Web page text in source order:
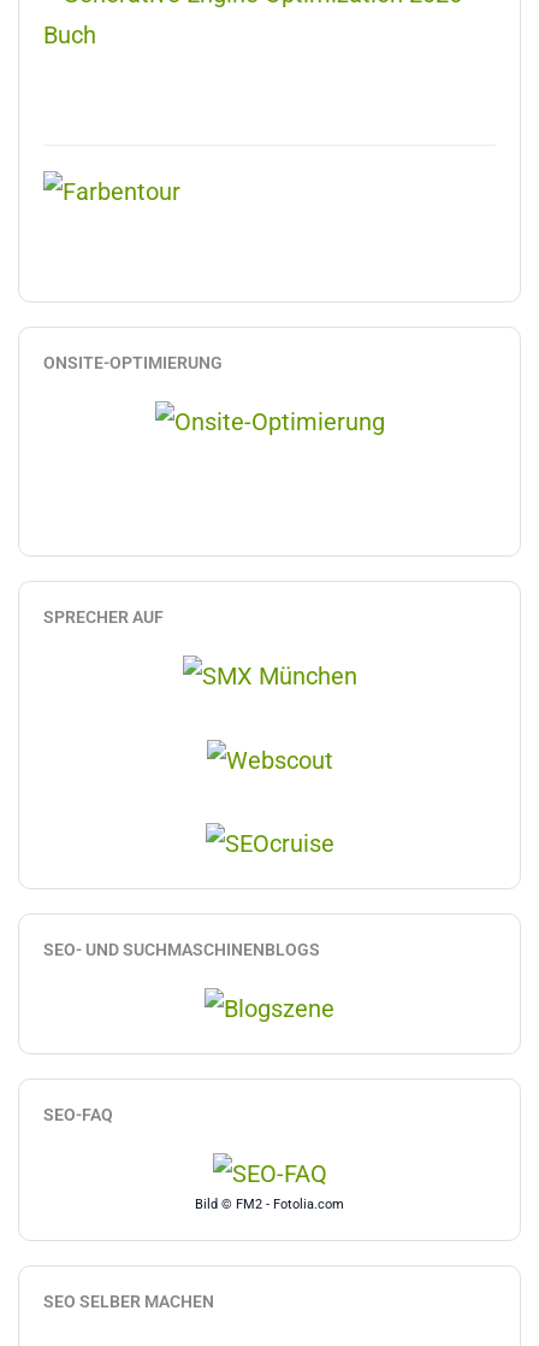
ONSITE-OPTIMIERUNG
SPRECHER AUF
SEO- UND SUCHMASCHINENBLOGS
SEO-FAQ
Bild © FM2 - Fotolia.com
SEO SELBER MACHEN